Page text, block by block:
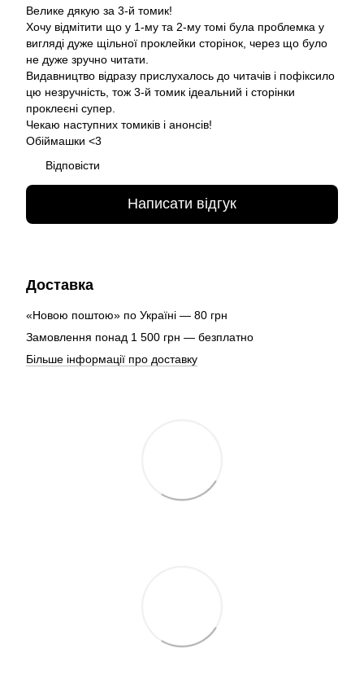
Велике дякую за 3-й томик!
Хочу відмітити що у 1-му та 2-му томі була проблемка у
вигляді дуже щільної проклейки сторінок, через що було
не дуже зручно читати.
Видавництво відразу прислухалось до читачів і пофіксило
цю незручність, тож 3-й томик ідеальний і сторінки
проклеєні супер.
Чекаю наступних томиків і анонсів!
Обіймашки <3
Відповісти
Написати відгук
Доставка
«Новою поштою» по Україні — 80 грн
Замовлення понад 1 500 грн — безплатно
Більше інформації про доставку